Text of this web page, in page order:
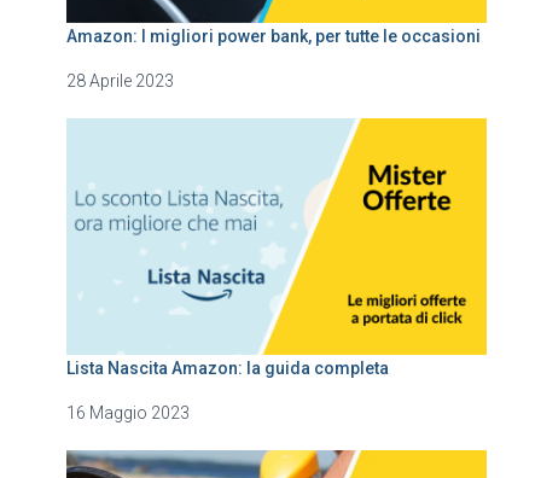
Amazon: I migliori power bank, per tutte le occasioni
28 Aprile 2023
Lista Nascita Amazon: la guida completa
16 Maggio 2023